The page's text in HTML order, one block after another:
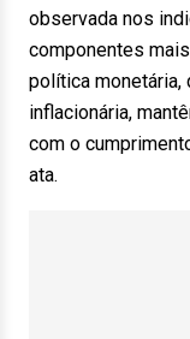
observada nos
componentes
política monetária,
inflacionária,
com o
ata.